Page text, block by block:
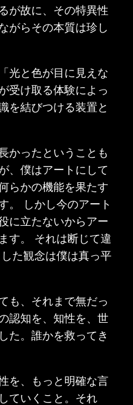
が故に、その特異性
がらその本質は珍し
光と色が目に見えな
受け取る体験によっ
を結びつける装置と
かったということも
、僕はアートにして
らかの機能を果たす
。 しかし今のアート
に立たないからアー
す。 それは断じて違
た観念は僕は真っ平
も、それまで無だっ
認知を、知性を、世
た。誰かを救ってき
を、もっと明確な言
ていくこと。それ